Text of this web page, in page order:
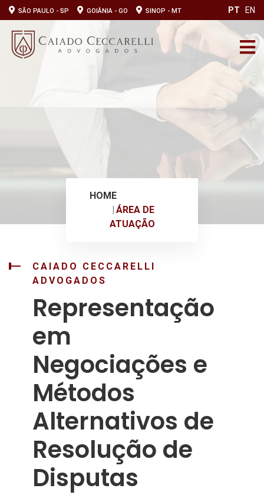
SÃO PAULO - SP GOIÂNIA - GO SINOP - MT PT EN
HOME
ÁREA DE
ATUAÇÃO
CAIADO CECCARELLI
ADVOGADOS
Representação
em
Negociações e
Métodos
Alternativos de
Resolução de
Disputas